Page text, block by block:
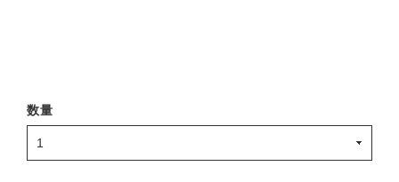
数量